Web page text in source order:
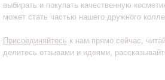
выбирать и покупать качественную
может стать частью нашего дружного
Присоединяйтесь к нам прямо сейчас,
делитесь отзывами и идеями,